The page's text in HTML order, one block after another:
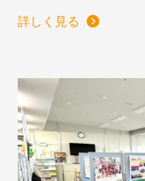
詳しく見る